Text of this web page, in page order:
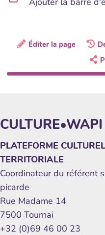
Éditer la page
CULTURE•WAPI
PLATEFORME
TERRITORIALE
Coordinateur du référent
picarde
Rue Madame 14
7500 Tournai
+32 (0)69 46 00 23